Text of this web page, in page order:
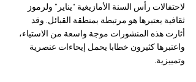
لاحتفالات رأس السنة الأمازيغية “يناير” ولرموز
ثقافية يعتبرها هو مرتبطة بمنطقة القبائل. وقد
أثارت هذه المنشورات موجة واسعة من الاستياء،
واعتبرها كثيرون خطابا يحمل إيحاءات عنصرية
وتمييزية.